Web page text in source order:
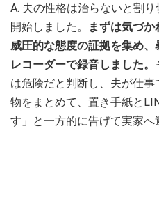
A. 夫の性格は治らないと割
開始しました。
まずは気づ
威圧的な態度の証拠を集め
レコーダーで録音しました。
は危険だと判断し、夫が仕
物をまとめて、置き手紙と
す」と一方的に告げて実家へ